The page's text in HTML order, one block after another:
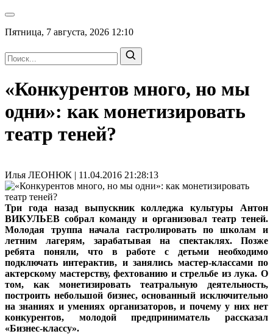
Пятница, 7 августа, 2026 12:10
«Конкурентов много, но мы
одни»: как монетизировать
театр теней?
Илья ЛЕОНЮК | 11.04.2016 21:28:13
Три года назад выпускник колледжа культуры Антон
ВИКУЛЬЕВ собрал команду и организовал театр теней.
Молодая труппа начала гастролировать по школам и
летним лагерям, зарабатывая на спектаклях. Позже
ребята поняли, что в работе с детьми необходимо
подключать интерактив, и занялись мастер-классами по
актерскому мастерству, фехтованию и стрельбе из лука. О
том, как монетизировать театральную деятельность,
построить небольшой бизнес, основанный исключительно
на знаниях и умениях организаторов, и почему у них нет
конкурентов, молодой предприниматель рассказал
«Бизнес-классу».